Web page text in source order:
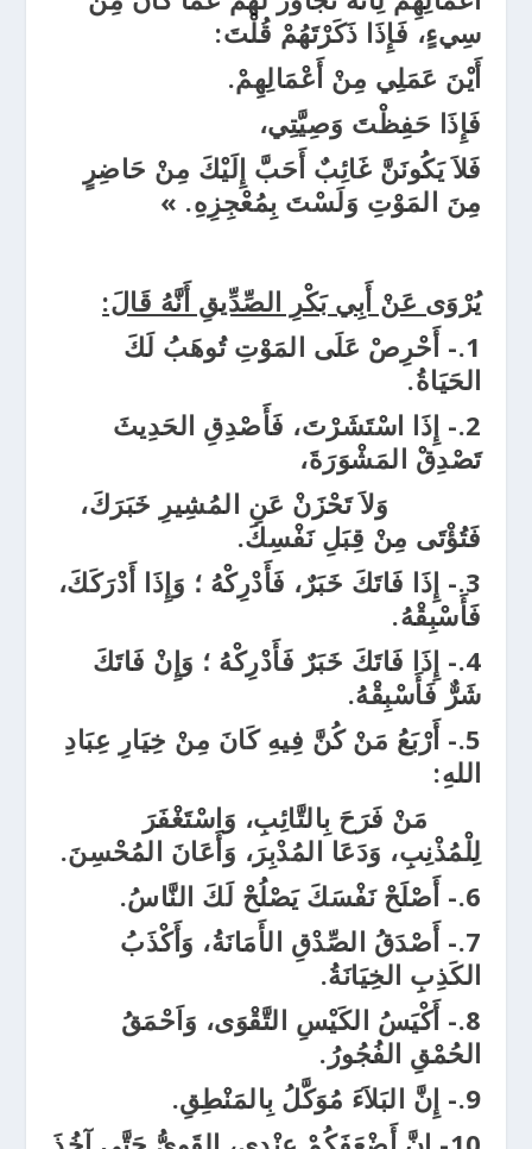
سِيءٍ، فَإِذَا ذَكَرْتَهُمْ قُلْتَ:
أَيْنَ عَمَلِي مِنْ أَعْمَالِهِمْ.
فَإِذَا حَفِظْتَ وَصِيَّتِي،
فَلاَ يَكُونَنَّ غَائِبٌ أَحَبَّ إِلَيْكَ مِنْ حَاضِرٍ
مِنَ المَوْتِ وَلَسْتَ بِمُعْجِزِهِ. »
يُرْوَى عَنْ أَبِي بَكْرِ الصِّدِّيقِ أَنَّهُ قَالَ:
1.- أَحْرِصْ عَلَى المَوْتِ تُوهَبُ لَكَ
الحَيَاةُ.
2.- إِذَا اسْتَشَرْتَ، فَأَصْدِقِ الحَدِيثَ
تَصْدِقْ المَشْوَرَةَ،
وَلاَ تَحْزَنْ عَنِ المُشِيرِ خَبَرَكَ،
فَتُؤْتَى مِنْ قِبَلِ نَفْسِكَ.
3.- إِذَا فَاتَكَ خَبَرٌ، فَأَدْرِكْهُ ؛ وَإِذَا أَدْرَكَكَ،
فَأَسْبِقْهُ.
4.- إِذَا فَاتَكَ خَبَرٌ فَأَدْرِكْهُ ؛ وَإِنْ فَاتَكَ
شَرٌّ فَأَسْبِقْهُ.
5.- أَرْبَعُ مَنْ كُنَّ فِيهِ كَانَ مِنْ خِيَارِ عِبَادِ
اللهِ:
مَنْ فَرَحَ بِالتَّائِبِ، وَاسْتَغْفَرَ
لِلْمُذْنِبِ، وَدَعَا المُدْبِرَ، وَأَعَانَ المُحْسِنَ.
6.- أَصْلَحْ نَفْسَكَ يَصْلُحْ لَكَ النَّاسُ.
7.- أَصْدَقُ الصِّدْقِ الأَمَانَةُ، وَأَكْذَبُ
الكَذِبِ الخِيَانَةُ.
8.- أَكْيَسُ الكَيْسِ التَّقْوَى، وَاَحْمَقُ
الحُمْقِ الفُجُورُ.
9.- إِنَّ البَلاَءَ مُوَكَّلُ بِالمَنْطِقِ.